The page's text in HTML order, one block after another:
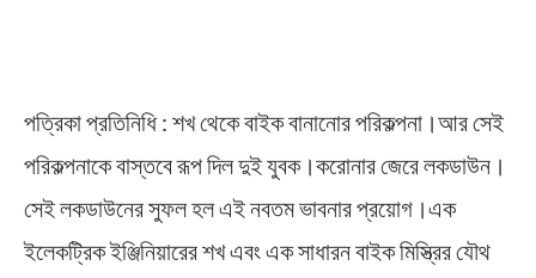
পত্রিকা প্রতিনিধি : শখ থেকে বাইক বানানোর পরিকল্পনা।আর সেই
পরিকল্পনাকে বাস্তবে রূপ দিল দুই যুবক।করোনার জেরে লকডাউন।
সেই লকডাউনের সুফল হল এই নবতম ভাবনার প্রয়োগ।এক
ইলেকট্রিক ইঞ্জিনিয়ারের শখ এবং এক সাধারন বাইক মিস্ত্রির যৌথ